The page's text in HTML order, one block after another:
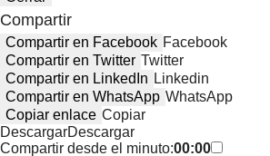
Compartir
Compartir en Facebook Facebook
Compartir en Twitter Twitter
Compartir en LinkedIn Linkedin
Compartir en WhatsApp WhatsApp
Copiar enlace Copiar
DescargarDescargar
Compartir desde el minuto:00:00